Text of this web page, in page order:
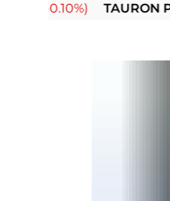
TAURON Polska